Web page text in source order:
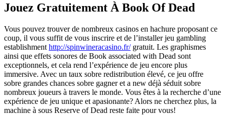
Jouez Gratuitement À Book Of Dead
Vous pouvez trouver de nombreux casinos en hachure proposant ce
coup, il vous suffit de vous inscrire et de l’installer jeu gambling
establishment http://spinwineracasino.fr/gratuit. Les graphismes
ainsi que effets sonores de Book associated with Dead sont
exceptionnels, et cela rend l’expérience de jeu encore plus
immersive. Avec un taux sobre redistribution élevé, ce jeu offre
sobre grandes chances sobre gagner et a new déjà séduit sobre
nombreux joueurs à travers le monde. Vous êtes à la recherche d’une
expérience de jeu unique et apasionante? Alors ne cherchez plus, la
machine à sous Reserve of Dead reste faite pour vous!